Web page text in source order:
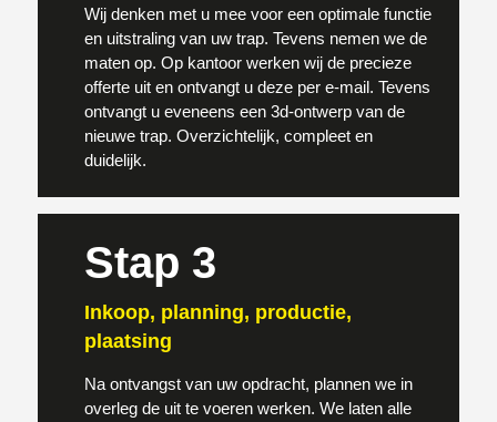
Wij denken met u mee voor een optimale functie
en uitstraling van uw trap. Tevens nemen we de
maten op. Op kantoor werken wij de precieze
offerte uit en ontvangt u deze per e-mail. Tevens
ontvangt u eveneens een 3d-ontwerp van de
nieuwe trap. Overzichtelijk, compleet en
duidelijk.
Stap 3
Inkoop, planning, productie,
plaatsing
Na ontvangst van uw opdracht, plannen we in
overleg de uit te voeren werken. We laten alle